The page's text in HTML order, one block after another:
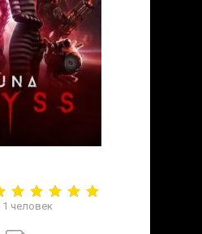
1 человек